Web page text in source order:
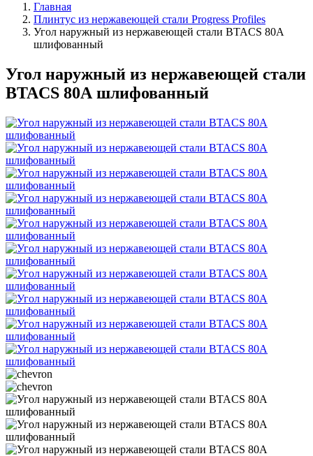
Главная
Плинтус из нержавеющей стали Progress Profiles
Угол наружный из нержавеющей стали BTACS 80А
шлифованный
Угол наружный из нержавеющей стали
BTACS 80А шлифованный